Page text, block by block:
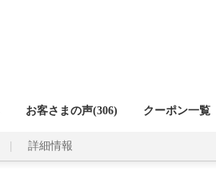
お客さまの声(306) クーポン一覧
詳細情報